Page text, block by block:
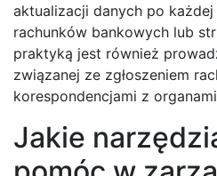
aktualizacji danych po
rachunków bankowych lub
praktyką jest również
związanej ze zgłoszeniem
korespondencjami z
Jakie